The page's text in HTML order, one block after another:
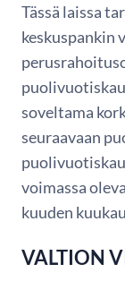
Tässä laissa
keskuspankin
soveltama
seuraavaan
voimassa
kuuden
VALTION